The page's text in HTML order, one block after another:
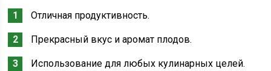
Отличная продуктивность.
Прекрасный вкус и аромат плодов.
Использование для любых кулинарных целей.